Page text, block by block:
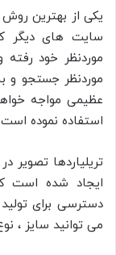
یکی از بهترین
سایت های دیگر
موردنظر خود
موردنظر جستجو و
عظیمی مواجه
استفاده نموده
تریلیاردها
ایجاد شده
دسترسی برای
می توانید سایز ،